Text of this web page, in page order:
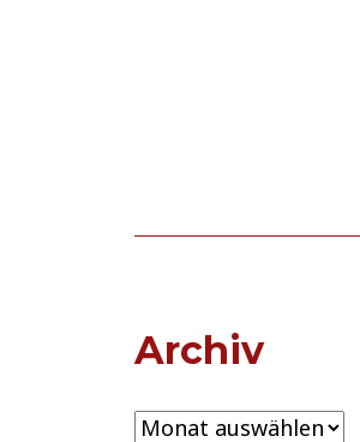
Archiv